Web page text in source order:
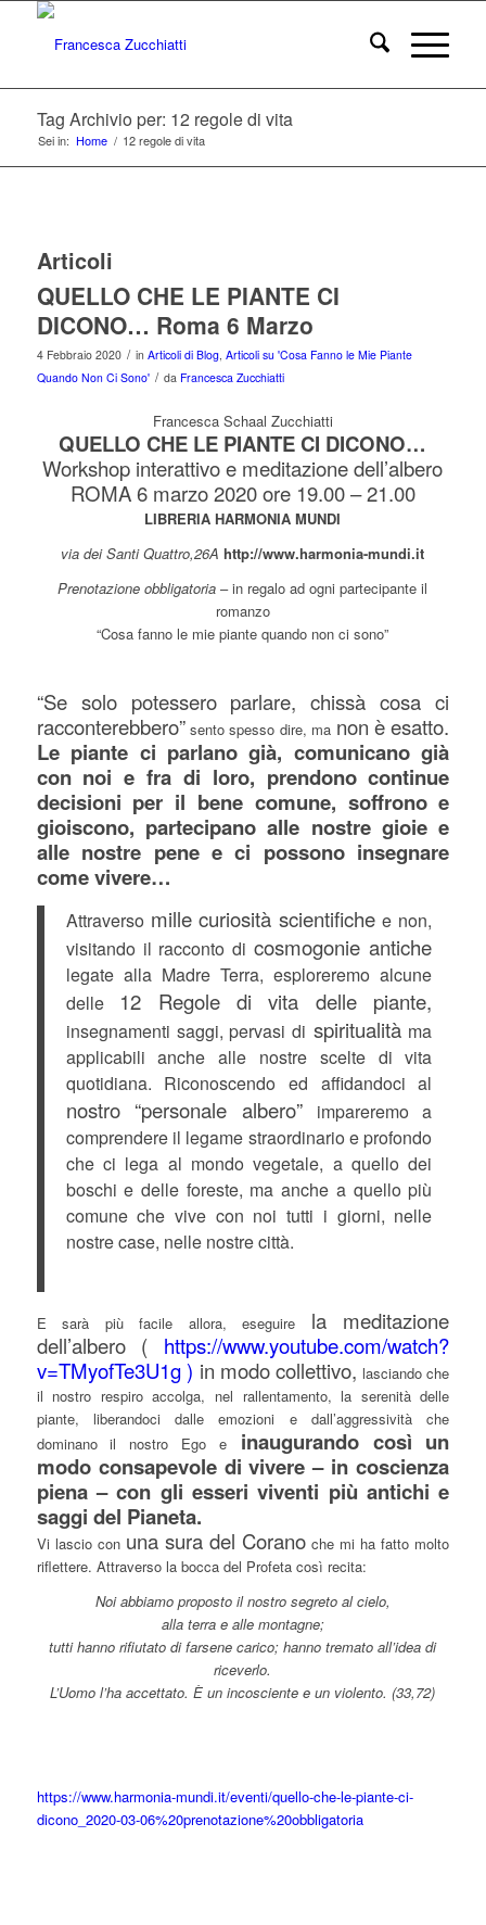
Tag Archivio per: 12 regole di vita
Sei in: Home / 12 regole di vita
Articoli
QUELLO CHE LE PIANTE CI
DICONO… Roma 6 Marzo
4 Febbraio 2020 / in Articoli di Blog, Articoli su 'Cosa Fanno le Mie Piante
Quando Non Ci Sono' / da Francesca Zucchiatti
Francesca Schaal Zucchiatti
QUELLO CHE LE PIANTE CI DICONO…
Workshop interattivo e meditazione dell’albero
ROMA 6 marzo 2020 ore 19.00 – 21.00
LIBRERIA HARMONIA MUNDI
via dei Santi Quattro,26A http://www.harmonia-mundi.it
Prenotazione obbligatoria – in regalo ad ogni partecipante il
romanzo
“Cosa fanno le mie piante quando non ci sono”
“Se solo potessero parlare, chissà cosa ci
racconterebbero”sento spesso dire, ma non è esatto.
Le piante ci parlano già, comunicano già
con noi e fra di loro, prendono continue
decisioni per il bene comune, soffrono e
gioiscono, partecipano alle nostre gioie e
alle nostre pene e ci possono insegnare
come vivere…
Attraverso mille curiosità scientifiche e non,
visitando il racconto dicosmogonie antiche
legate alla Madre Terra, esploreremo alcune
delle 12 Regole di vita delle piante,
insegnamenti saggi, pervasi di spiritualità ma
applicabili anche alle nostre scelte di vita
quotidiana. Riconoscendo ed affidandoci al
nostro “personale albero”impareremo a
comprendere il legame straordinario e profondo
che ci lega al mondo vegetale, a quello dei
boschi e delle foreste, ma anche a quello più
comune che vive con noi tutti i giorni, nelle
nostre case, nelle nostre città.
E sarà più facile allora, eseguire la meditazione
dell’albero ( https://www.youtube.com/watch?
v=TMyofTe3U1g ) in modo collettivo, lasciando che
il nostro respiro accolga, nel rallentamento, la serenità delle
piante, liberandoci dalle emozioni e dall’aggressività che
dominano il nostro Ego einaugurando così un
modo consapevole di vivere – in coscienza
piena – con gli esseri viventi più antichi e
saggi del Pianeta.
Vi lascio con una sura del Corano che mi ha fatto molto
riflettere. Attraverso la bocca del Profeta così recita:
Noi abbiamo proposto il nostro segreto al cielo,
alla terra e alle montagne;
tutti hanno rifiutato di farsene carico; hanno tremato all’idea di
riceverlo.
L’Uomo l’ha accettato. È un incosciente e un violento. (33,72)
https://www.harmonia-mundi.it/eventi/quello-che-le-piante-ci-
dicono_2020-03-06%20prenotazione%20obbligatoria